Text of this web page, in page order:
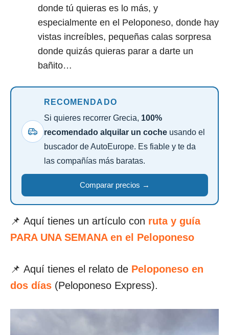
donde tú quieras es lo más, y
especialmente en el Peloponeso, donde hay
vistas increíbles, pequeñas calas sorpresa
donde quizás quieras parar a darte un
bañito…
RECOMENDADO
Si quieres recorrer Grecia, 100%
recomendado alquilar un cocheusando el
buscador de AutoEurope. Es fiable y te da
las compañías más baratas.
Comparar precios →
📌 Aquí tienes un artículo con ruta y guía
PARA UNA SEMANA en el Peloponeso
📌 Aquí tienes el relato de Peloponeso en
dos días (Peloponeso Express).